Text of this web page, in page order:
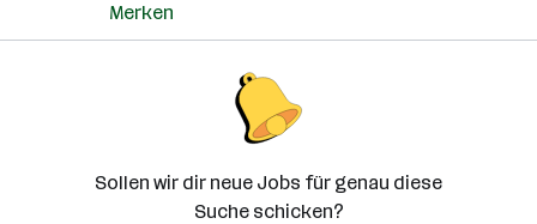
Merken
Sollen wir dir neue Jobs für genau diese
Suche schicken?